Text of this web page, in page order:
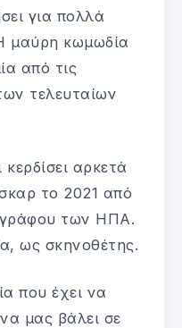
για πολλά
μαύρη κωμωδία
από τις
τελευταίων
αρκετά
το 2021 από
των ΗΠΑ.
ως σκηνοθέτης.
που έχει να
μας βάλει σε